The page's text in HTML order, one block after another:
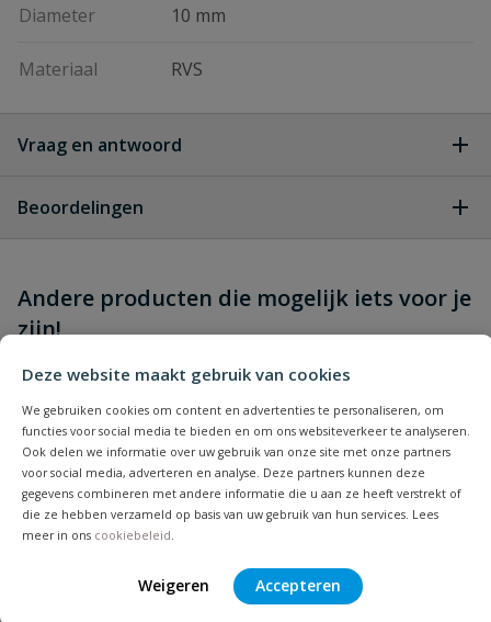
Deze website maakt gebruik van cookies
We gebruiken cookies om content en advertenties te personaliseren, om
functies voor social media te bieden en om ons websiteverkeer te analyseren.
Ook delen we informatie over uw gebruik van onze site met onze partners
voor social media, adverteren en analyse. Deze partners kunnen deze
gegevens combineren met andere informatie die u aan ze heeft verstrekt of
die ze hebben verzameld op basis van uw gebruik van hun services. Lees
meer in ons cookiebeleid
Weigeren Accepteren
Diameter 10 mm
Materiaal RVS
Vraag en antwoord
dit product?
vraag
Beoordelingen
Schrijf zelf een beoordeling
stuks
Uw waardering:
Andere producten die mogelijk iets voor je
zijn!